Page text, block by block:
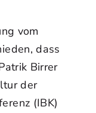
vom
dass
Birrer
der
(IBK)